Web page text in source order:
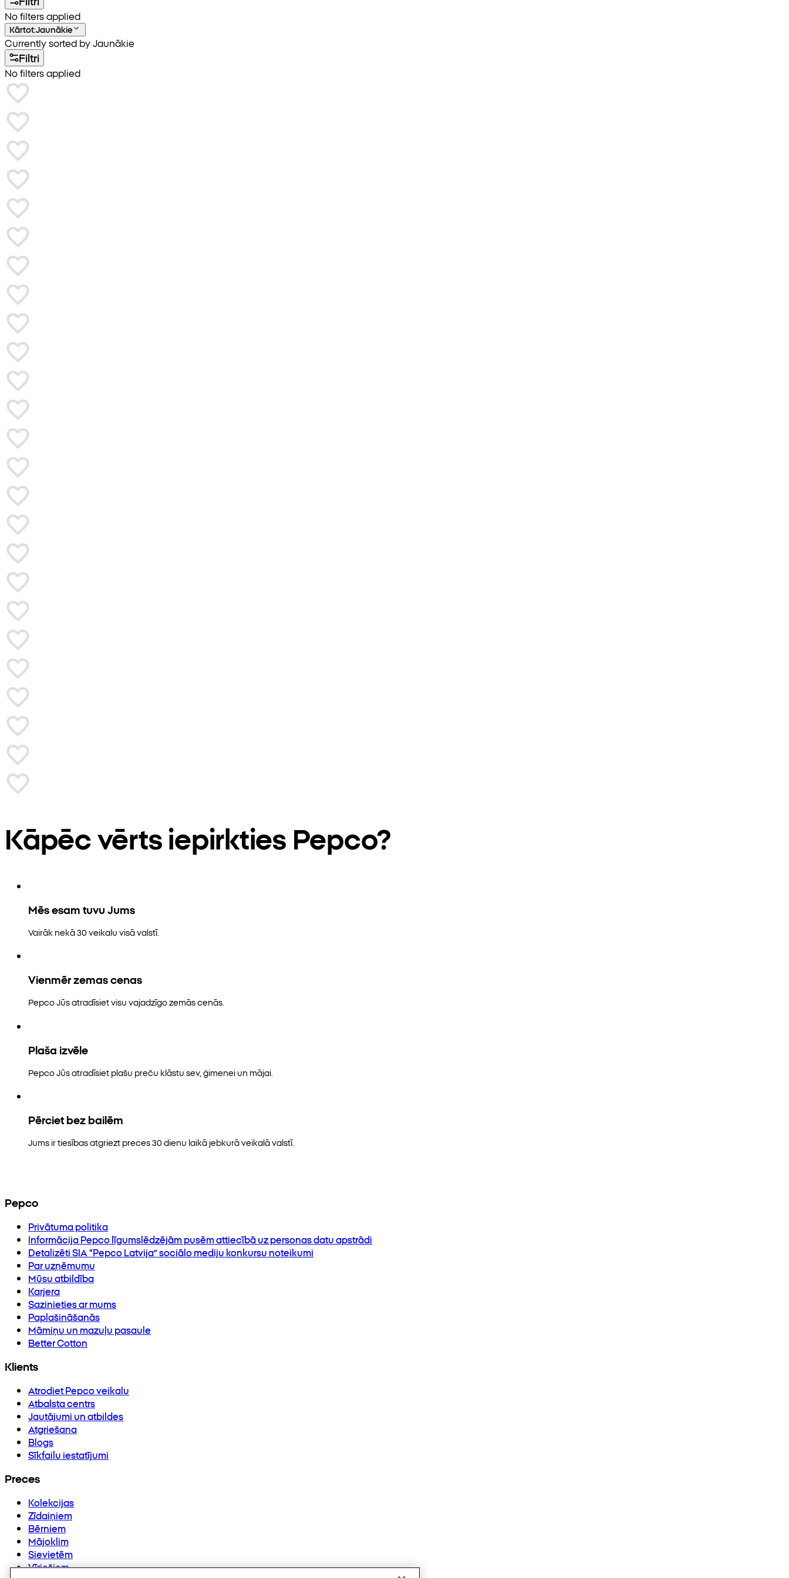
No filters applied
Kārtot:Jaunākie
Currently sorted by Jaunākie
Filtri
No filters applied
Kāpēc vērts iepirkties Pepco?
Mēs esam tuvu Jums
Vairāk nekā 30 veikalu visā valstī.
Vienmēr zemas cenas
Pepco Jūs atradīsiet visu vajadzīgo zemās cenās.
Plaša izvēle
Pepco Jūs atradīsiet plašu preču klāstu sev, ģimenei un mājai.
Pērciet bez bailēm
Jums ir tiesības atgriezt preces 30 dienu laikā jebkurā veikalā valstī.
Pepco
Privātuma politika
Informācija Pepco līgumslēdzējām pusēm attiecībā uz personas datu apstrādi
Detalizēti SIA “Pepco Latvija” sociālo mediju konkursu noteikumi
Par uzņēmumu
Mūsu atbildība
Karjera
Sazinieties ar mums
Paplašināšanās
Māmiņu un mazuļu pasaule
Better Cotton
Klients
Atrodiet Pepco veikalu
Atbalsta centrs
Jautājumi un atbildes
Atgriešana
Blogs
Sīkfailu iestatījumi
Preces
Kolekcijas
Zīdaiņiem
Bērniem
Mājoklim
Sievietēm
Vīriešiem